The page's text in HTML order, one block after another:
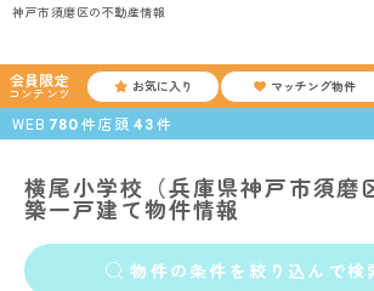
神戸市須磨区の不動産情報
会員限定
コンテンツ お気に入り マッチング物件
WEB 780 件店頭 43 件
横尾小学校（兵庫県神戸市須磨
築一戸建て物件情報
物件の条件を絞り込んで検